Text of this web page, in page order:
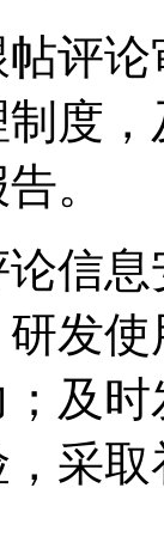
帖评
度
。
论信
发
及
采